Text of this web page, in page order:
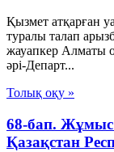
Қызмет атқарған
туралы талап
жауапкер Алматы
әрі-Департ...
Толық оқу »
68-бап.
Қазақстан